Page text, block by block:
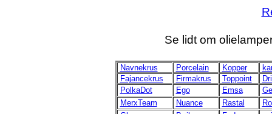
Se lidt om
Navnekrus Porcelain Kopper
Fajancekrus
Firmakrus Toppoint
PolkaDot
Ego Emsa
MerxTeam
Nuance Rastal